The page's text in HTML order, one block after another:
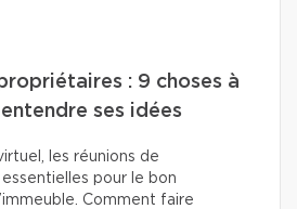
: 9 choses à
ses idées
les réunions de
pour le bon
Comment faire